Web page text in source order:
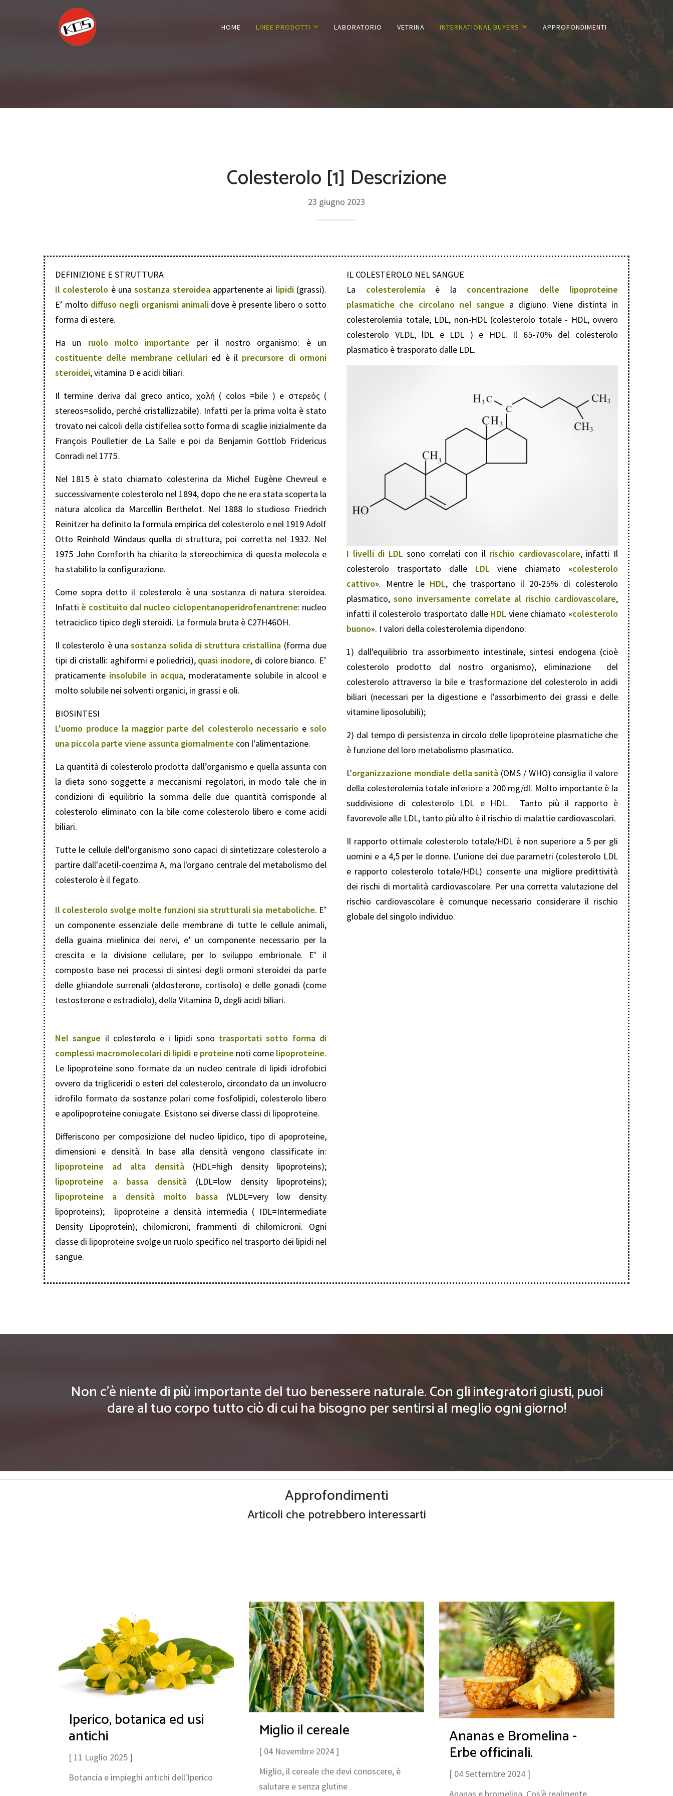
HOME LINEE PRODOTTI LABORATORIO VETRINA INTERNATIONAL BUYERS APPROFONDIMENTI
Colesterolo [1] Descrizione
23 giugno 2023
DEFINIZIONE E STRUTTURA
Il colesterolo è unasostanza steroideaappartenente ai lipidi(grassi).
E’ molto diffuso negli organismi animalidove è presente libero o sotto
forma di estere.
Ha un ruolo molto importante per il nostro organismo: è un
costituente delle membrane cellulari ed è il precursore di ormoni
steroidei, vitamina D e acidi biliari.
Il termine deriva dal greco antico, χολή ( colos =bile ) e στερεός (
stereos=solido, perché cristallizzabile). Infatti per la prima volta è stato
trovato nei calcoli della cistifellea sotto forma di scaglie inizialmente da
François Poulletier de La Salle e poi da Benjamin Gottlob Fridericus
Conradi nel 1775.
Nel 1815 è stato chiamato colesterina da Michel Eugène Chevreul e
successivamente colesterolo nel 1894, dopo che ne era stata scoperta la
natura alcolica da Marcellin Berthelot. Nel 1888 lo studioso Friedrich
Reinitzer ha definito la formula empirica del colesterolo e nel 1919 Adolf
Otto Reinhold Windaus quella di struttura, poi corretta nel 1932. Nel
1975 John Cornforth ha chiarito la stereochimica di questa molecola e
ha stabilito la configurazione.
Come sopra detto il colesterolo è una sostanza di natura steroidea.
Infatti è costituito dal nucleo ciclopentanoperidrofenantrene: nucleo
tetraciclico tipico degli steroidi. La formula bruta è C27H46OH.
Il colesterolo è unasostanza solida di struttura cristallina (forma due
tipi di cristalli: aghiformi e poliedrici), quasi inodore, di colore bianco. E’
praticamente insolubile in acqua, moderatamente solubile in alcool e
molto solubile nei solventi organici, in grassi e oli.
BIOSINTESI
L'uomo produce la maggior parte del colesterolo necessario esolo
una piccola parte viene assunta giornalmente con l'alimentazione.
La quantità di colesterolo prodotta dall’organismo e quella assunta con
la dieta sono soggette a meccanismi regolatori, in modo tale che in
condizioni di equilibrio la somma delle due quantità corrisponde al
colesterolo eliminato con la bile come colesterolo libero e come acidi
biliari.
Tutte le cellule dell'organismo sono capaci di sintetizzare colesterolo a
partire dall'acetil-coenzima A, ma l'organo centrale del metabolismo del
colesterolo è il fegato.
Il colesterolo svolge molte funzioni sia strutturali sia metaboliche. E’
un componente essenziale delle membrane di tutte le cellule animali,
della guaina mielinica dei nervi, e’ un componente necessario per la
crescita e la divisione cellulare, per lo sviluppo embrionale. E’ il
composto base nei processi di sintesi degli ormoni steroidei da parte
delle ghiandole surrenali (aldosterone, cortisolo) e delle gonadi (come
testosterone e estradiolo), della Vitamina D, degli acidi biliari.
Nel sangue il colesterolo e i lipidi sono trasportati sotto forma di
complessi macromolecolari di lipidi e proteine noti come lipoproteine.
Le lipoproteine sono formate da un nucleo centrale di lipidi idrofobici
ovvero da trigliceridi o esteri del colesterolo, circondato da un involucro
idrofilo formato da sostanze polari come fosfolipidi, colesterolo libero
e apolipoproteine coniugate. Esistono sei diverse classi di lipoproteine.
Differiscono per composizione del nucleo lipidico, tipo di apoproteine,
dimensioni e densità. In base alla densità vengono classificate in:
lipoproteine ad alta densità(HDL=high density lipoproteins);
lipoproteine a bassa densità (LDL=low density lipoproteins);
lipoproteine a densità molto bassa(VLDL=very low density
lipoproteins); lipoproteine a densità intermedia ( IDL=Intermediate
Density Lipoprotein); chilomicroni; frammenti di chilomicroni. Ogni
classe di lipoproteine svolge un ruolo specifico nel trasporto dei lipidi nel
sangue.
IL COLESTEROLO NEL SANGUE
La colesterolemiaè la concentrazione delle lipoproteine
plasmatiche che circolano nel sangue a digiuno. Viene distinta in
colesterolemia totale, LDL, non-HDL (colesterolo totale - HDL, ovvero
colesterolo VLDL, lDL e LDL ) e HDL. Il 65-70% del colesterolo
plasmatico è trasporato dalle LDL.
I livelli di LDL sono correlati con il rischio cardiovascolare, infatti Il
colesterolo trasportato dalle LDL viene chiamato «colesterolo
cattivo». Mentre le HDL, che trasportano il 20-25% di colesterolo
plasmatico,sono inversamente correlate al rischio cardiovascolare,
infatti il colesterolo trasportato dalle HDL viene chiamato «colesterolo
buono». I valori della colesterolemia dipendono:
1) dall'equilibrio tra assorbimento intestinale, sintesi endogena (cioè
colesterolo prodotto dal nostro organismo), eliminazione del
colesterolo attraverso la bile e trasformazione del colesterolo in acidi
biliari (necessari per la digestione e l’assorbimento dei grassi e delle
vitamine liposolubili);
2) dal tempo di persistenza in circolo delle lipoproteine plasmatiche che
è funzione del loro metabolismo plasmatico.
L'organizzazione mondiale della sanità (OMS / WHO) consiglia il valore
della colesterolemia totale inferiore a 200 mg/dl. Molto importante è la
suddivisione di colesterolo LDL e HDL. Tanto più il rapporto è
favorevole alle LDL, tanto più alto è il rischio di malattie cardiovascolari.
Il rapporto ottimale colesterolo totale/HDL è non superiore a 5 per gli
uomini e a 4,5 per le donne. L'unione dei due parametri (colesterolo LDL
e rapporto colesterolo totale/HDL) consente una migliore predittività
dei rischi di mortalità cardiovascolare. Per una corretta valutazione del
rischio cardiovascolare è comunque necessario considerare il rischio
globale del singolo individuo.
Non c'è niente di più importante del tuo benessere naturale. Con gli integratori giusti, puoi
dare al tuo corpo tutto ciò di cui ha bisogno per sentirsi al meglio ogni giorno!
Approfondimenti
Articoli che potrebbero interessarti
Iperico, botanica ed usi
antichi
[ 11 Luglio 2025 ]
Botancia e impieghi antichi dell'Iperico
Miglio il cereale
[ 04 Novembre 2024 ]
Miglio, il cereale che devi conoscere, è
salutare e senza glutine
Ananas e Bromelina -
Erbe officinali.
[ 04 Settembre 2024 ]